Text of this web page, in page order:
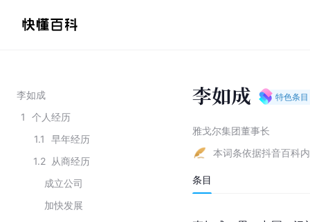
李如成
1
个人经历
1.1
早年经历
1.2 从商经历
成立公司
加快发展
李如成 特色条目
雅戈尔集团董事长
本词条依据抖音百科
条目